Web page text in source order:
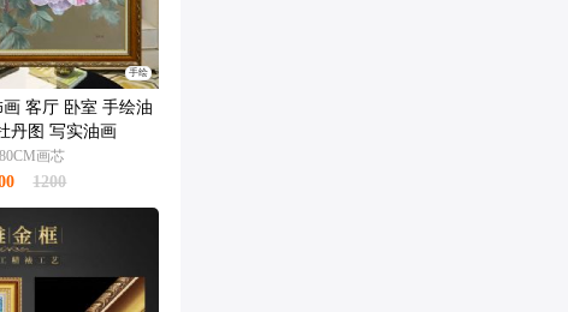
手绘
客厅 卧室 手绘油
丹图 写实油画
画芯
1200